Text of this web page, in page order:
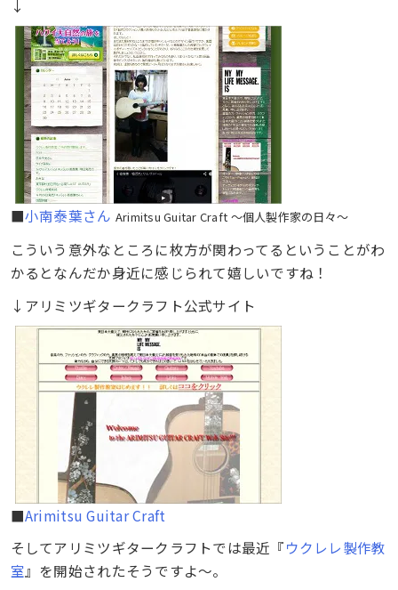
↓
■小南泰葉さん Arimitsu Guitar Craft ～個人製作家の日々～
こういう意外なところに枚方が関わってるということがわ
かるとなんだか身近に感じられて嬉しいですね！
↓アリミツギタークラフト公式サイト
■Arimitsu Guitar Craft
そしてアリミツギタークラフトでは最近『ウクレレ製作教
室』を開始されたそうですよ～。